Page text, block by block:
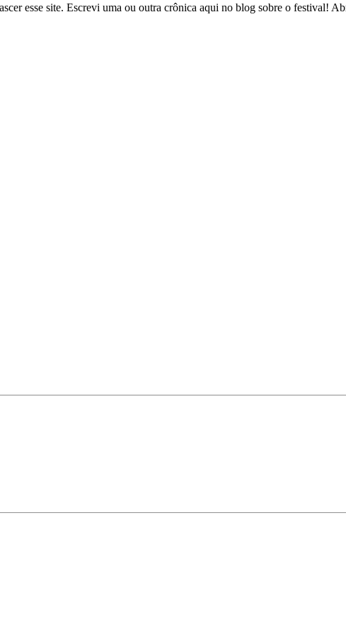
esse site. Escrevi uma ou outra crônica aqui no blog sobre o festival!